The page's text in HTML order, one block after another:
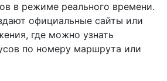
в режиме реального времени.
официальные сайты или
где можно узнать
по номеру маршрута или